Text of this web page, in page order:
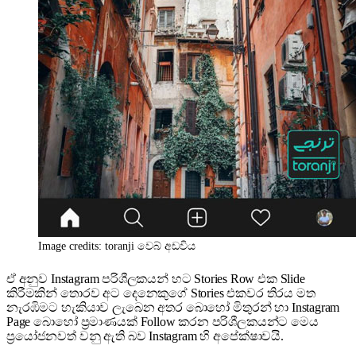
Image credits: toranji වෙබ් අඩවිය
ඒ අනුව Instagram පරිශීලකයන් හට Stories Row එක Slide
කිරීමකින් තොරව අට දෙනෙකුගේ Stories එකවර තිරය මත
නැරඹිමට හැකියාව ලැබෙන අතර බොහෝ මිතුරන් හා Instagram
Page බොහෝ ප්‍රමාණයක් Follow කරන පරිශීලකයන්ට මෙය
ප්‍රයෝජනවත් වනු ඇති බව Instagram හි අපේක්ෂාවයි.